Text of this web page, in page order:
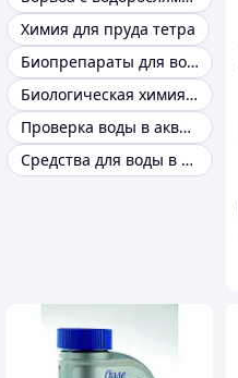
Химия для пруда тетра
Биопрепараты для водоемов
Биологическая химия для прудов
Проверка воды в аквариуме
Средства для воды в пруду